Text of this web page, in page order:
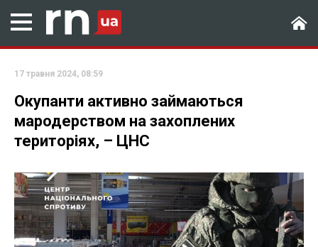
17 травня 2024, 08:59
Окупанти активно займаються
мародерством на захоплених
територіях, – ЦНС